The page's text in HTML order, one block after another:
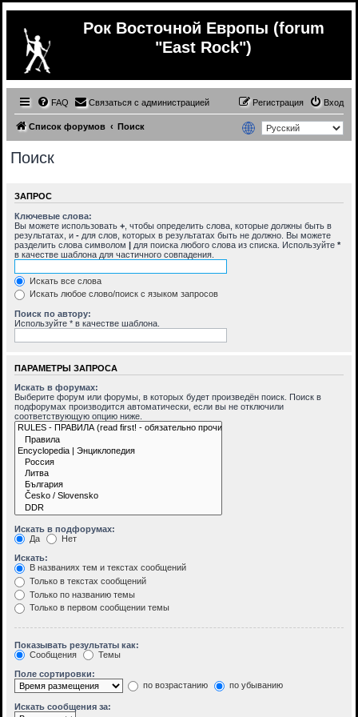
Рок Восточной Европы (forum
"East Rock")
FAQ Связаться с администрацией Вход
Регистрация
Список форумов Поиск
Поиск
ЗАПРОС
Ключевые слова:
Вы можете использовать + , чтобы определить слова, которые должны быть в
результатах, и - для слов, которых в результатах быть не должно. Вы можете
разделить слова символом | для поиска любого слова из списка. Используйте *
в качестве шаблона для частичного совпадения.
Искать все слова
Искать любое слово/поиск с языком запросов
Поиск по автору:
Используйте * в качестве шаблона.
ПАРАМЕТРЫ ЗАПРОСА
Искать в форумах:
Выберите форум или форумы, в которых будет произведён поиск. Поиск в
подфорумах производится автоматически, если вы не отключили
соответствующую опцию ниже.
Искать в подфорумах:
Да
Нет
Искать:
В названиях тем и текстах сообщений
Только в текстах сообщений
Только по названию темы
Только в первом сообщении темы
Показывать результаты как:
Сообщения
Темы
Поле сортировки:
по возрастанию
по убыванию
Искать сообщения за: